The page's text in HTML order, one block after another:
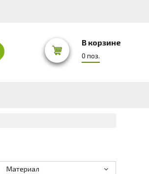
В корзине
0 поз.
Материал